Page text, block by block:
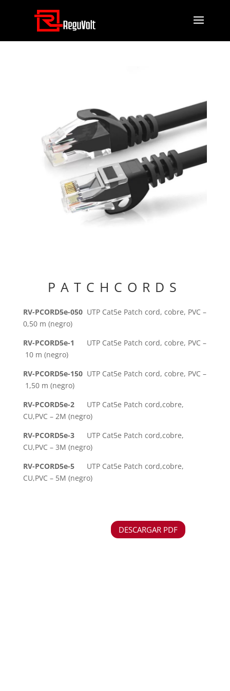
PATCHCORDS
RV-PCORD5e-050 UTP Cat5e Patch cord, cobre, PVC –
0,50 m (negro)
RV-PCORD5e-1 UTP Cat5e Patch cord, cobre, PVC –
10 m (negro)
RV-PCORD5e-150 UTP Cat5e Patch cord, cobre, PVC –
1,50 m (negro)
RV-PCORD5e-2UTP Cat5e Patch cord,cobre,
CU,PVC – 2M (negro)
RV-PCORD5e-3UTP Cat5e Patch cord,cobre,
CU,PVC – 3M (negro)
RV-PCORD5e-5 UTP Cat5e Patch cord,cobre,
CU,PVC – 5M (negro)
DESCARGAR PDF